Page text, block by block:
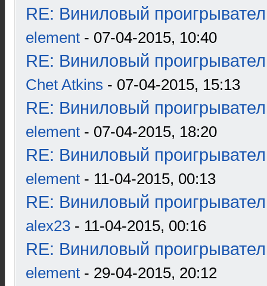
RE: Виниловый
element - 07-04-2015, 10:40
RE: Виниловый
Chet Atkins - 07-04-2015, 15:13
RE: Виниловый
element - 07-04-2015, 18:20
RE: Виниловый
element - 11-04-2015, 00:13
RE: Виниловый
alex23 - 11-04-2015, 00:16
RE: Виниловый
element - 29-04-2015, 20:12